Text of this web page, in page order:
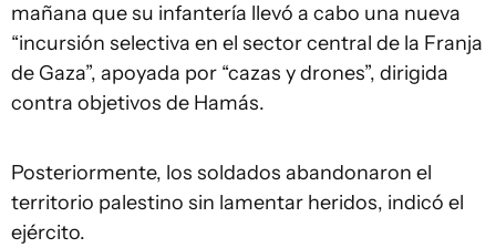
mañana que su infantería llevó a cabo una nueva
“incursión selectiva en el sector central de la Franja
de Gaza”, apoyada por “cazas y drones”, dirigida
contra objetivos de Hamás.
Posteriormente, los soldados abandonaron el
territorio palestino sin lamentar heridos, indicó el
ejército.